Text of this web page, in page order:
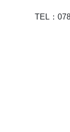
TEL：